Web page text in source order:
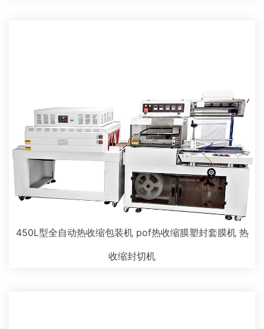
450L型全自动热收缩包装机 pof热收缩膜塑封套膜机 热
收缩封切机